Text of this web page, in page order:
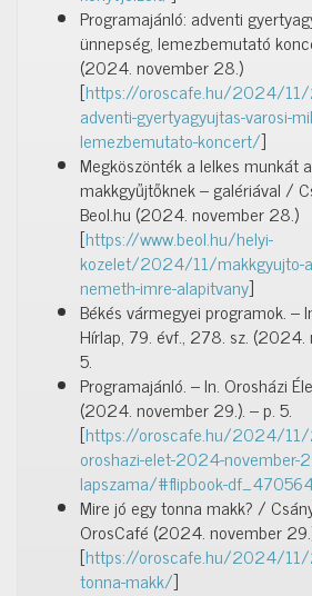
Programajánló: adventi
ünnepség, lemezbemutató
(2024. november 28.)
[https://oroscafe.hu/2024/
adventi-gyertyagyujtas-varosi-
lemezbemutato-koncert/]
Megköszönték a lelkes munkát
makkgyűjtőknek – galériával /
Beol.hu (2024. november 28.)
[https://www.beol.hu/helyi-
kozelet/2024/11/makkgyujto-
nemeth-imre-alapitvany]
Békés vármegyei programok. –
Hírlap, 79. évf., 278. sz. (2024.
5.
Programajánló. – In. Orosházi
(2024. november 29.). – p. 5.
[https://oroscafe.hu/2024/
oroshazi-elet-2024-november-
lapszama/#flipbook-
Mire jó egy tonna makk? /
OrosCafé (2024. november
[https://oroscafe.hu/2024/
tonna-makk/]